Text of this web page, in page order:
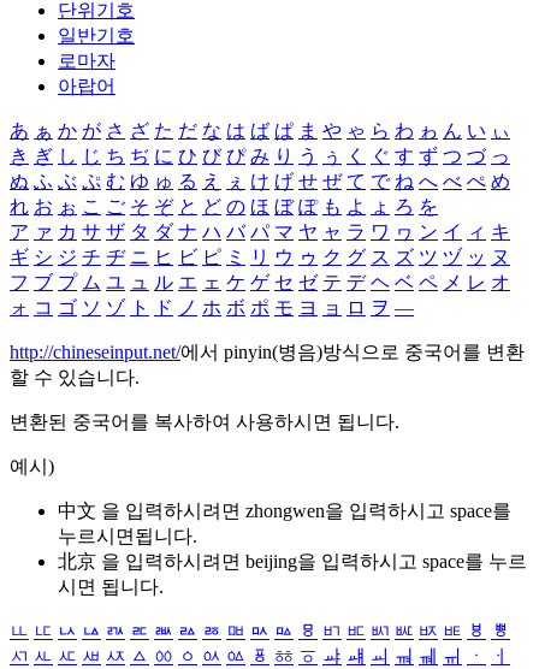
단위기호
일반기호
로마자
아랍어
あ ぁ か が さ ざ た だ な は ば ぱ ま や ゃ ら わ ゎ ん い ぃ
き ぎ し じ ち ぢ に ひ び ぴ み り う ぅ く ぐ す ず つ づ っ
ぬ ふ ぶ ぷ む ゆ ゅ る え ぇ け げ せ ぜ て で ね へ べ ぺ め
れ お ぉ こ ご そ ぞ と ど の ほ ぼ ぽ も よ ょ ろ を
ア ァ カ サ ザ タ ダ ナ ハ バ パ マ ヤ ャ ラ ワ ヮ ン イ ィ キ
ギ シ ジ チ ヂ ニ ヒ ビ ピ ミ リ ウ ゥ ク グ ス ズ ツ ヅ ッ ヌ
フ ブ プ ム ユ ュ ル エ ェ ケ ゲ セ ゼ テ デ ヘ ベ ペ メ レ オ
ォ コ ゴ ソ ゾ ト ド ノ ホ ボ ポ モ ヨ ョ ロ ヲ ―
http://chineseinput.net/에서 pinyin(병음)방식으로 중국어를 변환
할 수 있습니다.
변환된 중국어를 복사하여 사용하시면 됩니다.
예시)
中文 을 입력하시려면 zhongwen을 입력하시고 space를
누르시면됩니다.
北京 을 입력하시려면 beijing을 입력하시고 space를 누르
시면 됩니다.
ㅥ ㅦ ㅧ ㅨ ㅩ ㅪ ㅫ ㅬ ㅭ ㅮ ㅯ ㅰ ㅱ ㅲ ㅳ ㅴ ㅵ ㅶ ㅷ ㅸ
ㅹ
ㅺ ㅻ ㅼ ㅽ ㅾ ㅿ ㆀ ㆁ ㆂ ㆃ ㆄ ㆅ ㆆ ㆇ ㆈ ㆉ ㆊ ㆋ ㆌ ㆍ
ㆎ